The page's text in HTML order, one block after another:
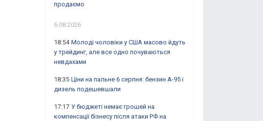
продаємо
6.08.2026
18:54 Молоді чоловіки у США масово йдуть
у трейдинг, але все одно почуваються
невдахами
18:35 Ціни на пальне 6 серпня: бензин А-95 і
дизель подешевшали
17:17 У бюджеті немає грошей на
компенсації бізнесу після атаки РФ на